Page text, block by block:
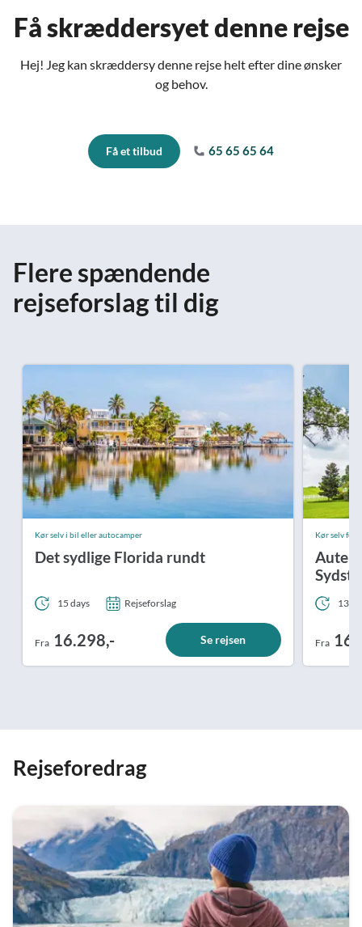
Få skræddersyet denne rejse
Hej! Jeg kan skræddersy denne rejse helt efter dine ønsker
og behov.
Få et tilbud 65 65 65 64
Flere spændende
rejseforslag til dig
Kør selv i bil eller autocamper
Det sydlige Florida rundt
15 days Rejseforslag
Fra 16.298,- Se rejsen
Kør selv ferie
13
Fra
Rejseforedrag